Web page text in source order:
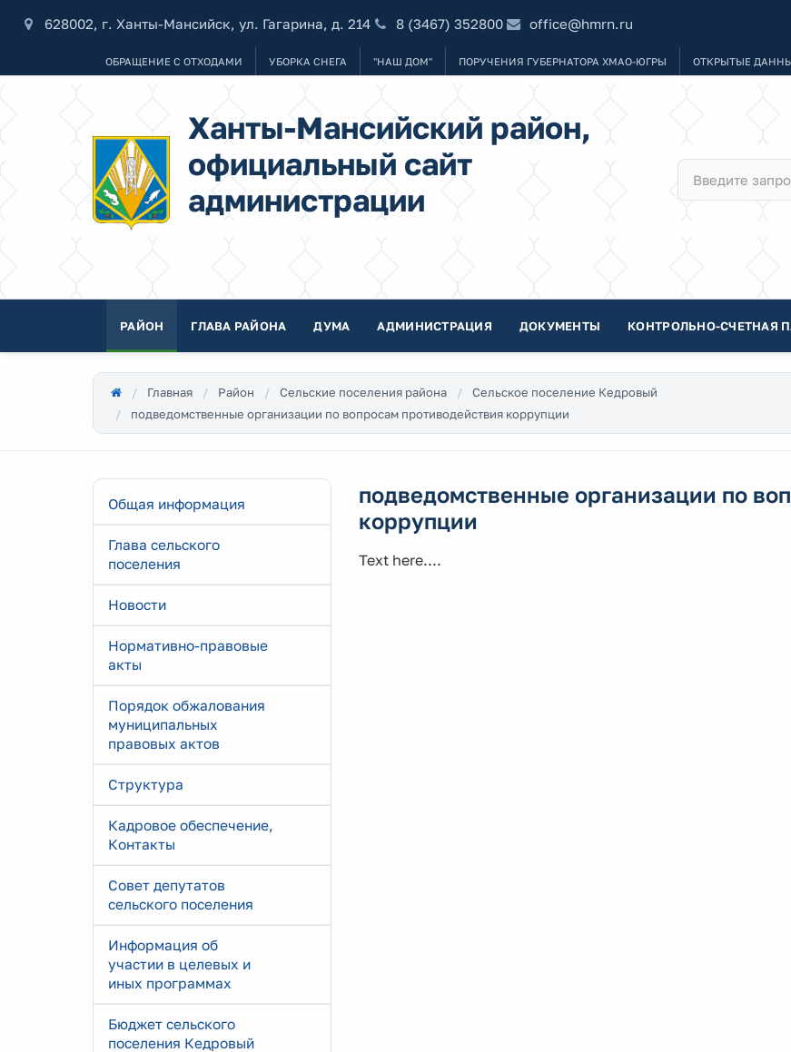
628002, г. Ханты-Мансийск, ул. Гагарина, д. 214 8 (3467) 352800 office@hmrn.ru
ОБРАЩЕНИЕ С ОТХОДАМИ УБОРКА СНЕГА "НАШ ДОМ" ПОРУЧЕНИЯ ГУБЕРНАТОРА ХМАО-ЮГРЫ ОТКРЫТЫЕ
Ханты-Мансийский район,
официальный сайт
администрации
РАЙОН ГЛАВА РАЙОНА ДУМА АДМИНИСТРАЦИЯ ДОКУМЕНТЫ КОНТРОЛЬНО-СЧЕТНАЯ
Главная Район Сельские поселения района
Сельское поселение Кедровый
подведомственные организации по вопросам противодействия коррупции
Общая информация
Глава сельского
поселения
Новости
Нормативно-правовые
акты
Порядок обжалования
муниципальных
правовых актов
Структура
Кадровое обеспечение,
Контакты
Совет депутатов
сельского поселения
Информация об
участии в целевых и
иных программах
Бюджет сельского
поселения Кедровый
подведомственные организации по
коррупции
Text here....